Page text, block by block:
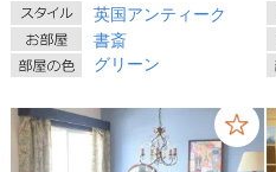
英国アンティーク
書斎
グリーン